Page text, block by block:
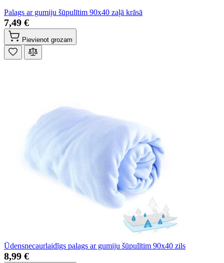
Palags ar gumiju šūpulītim 90x40 zaļā krāsā
7,49 €
Pievienot grozam
Ūdensnecaurlaidīgs palags ar gumiju šūpulītim 90x40 zils
8,99 €